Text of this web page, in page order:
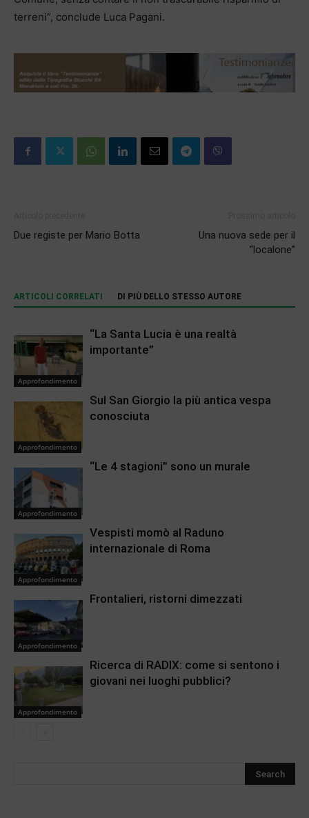
terreni”, conclude Luca Pagani.
Due registe per Mario Botta
Una nuova sede per il
“localone”
ARTICOLI CORRELATI DI PIÙ DELLO STESSO AUTORE
Approfondimento
“La Santa Lucia è una realtà
importante”
Approfondimento
Sul San Giorgio la più antica vespa
conosciuta
Approfondimento
“Le 4 stagioni” sono un murale
Approfondimento
Vespisti momò al Raduno
internazionale di Roma
Approfondimento
Frontalieri, ristorni dimezzati
Approfondimento
Ricerca di RADIX: come si sentono i
giovani nei luoghi pubblici?